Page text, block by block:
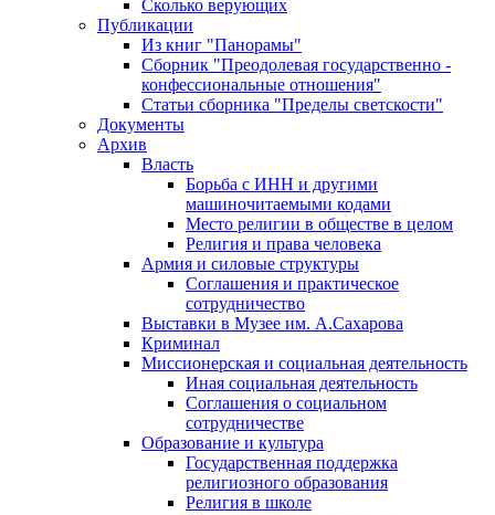
Сколько верующих
Публикации
Из книг "Панорамы"
Сборник "Преодолевая государственно -
конфессиональные отношения"
Статьи сборника "Пределы светскости"
Документы
Архив
Власть
Борьба с ИНН и другими
машиночитаемыми кодами
Место религии в обществе в целом
Религия и права человека
Армия и силовые структуры
Соглашения и практическое
сотрудничество
Выставки в Музее им. А.Сахарова
Криминал
Миссионерская и социальная деятельность
Иная социальная деятельность
Соглашения о социальном
сотрудничестве
Образование и культура
Государственная поддержка
религиозного образования
Религия в школе